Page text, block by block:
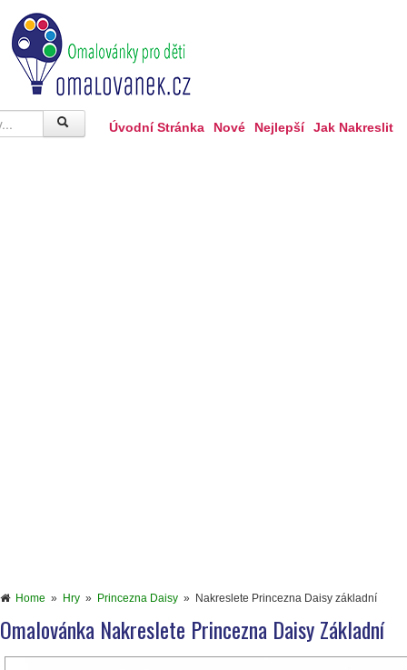
Úvodní Stránka Nové Nejlepší Jak Nakreslit
Home » Hry » Princezna Daisy » Nakreslete Princezna Daisy základní
Omalovánka Nakreslete Princezna Daisy Základní